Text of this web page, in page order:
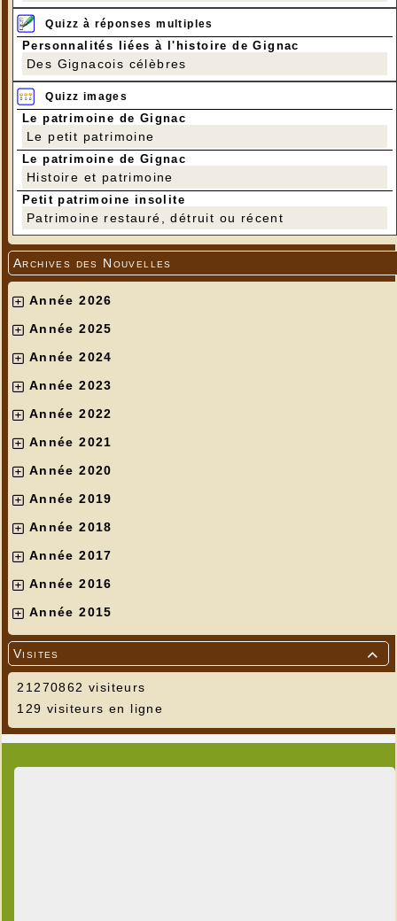
Quizz à réponses multiples
Personnalités liées à l'histoire de Gignac
Des Gignacois célèbres
Quizz images
Le patrimoine de Gignac
Le petit patrimoine
Le patrimoine de Gignac
Histoire et patrimoine
Petit patrimoine insolite
Patrimoine restauré, détruit ou récent
Archives des Nouvelles
Année 2026
Année 2025
Année 2024
Année 2023
Année 2022
Année 2021
Année 2020
Année 2019
Année 2018
Année 2017
Année 2016
Année 2015

Visites
21270862 visiteurs
129 visiteurs en ligne